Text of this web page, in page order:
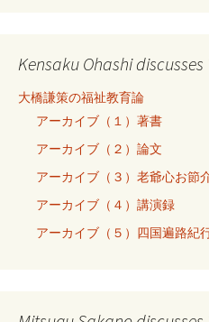
Kensaku Ohashi
大橋謙策の福祉教育論
アーカイブ（１）著書
アーカイブ（２）論文
アーカイブ（３）老爺心お節
アーカイブ（４）講演録
アーカイブ（５）四国遍路紀